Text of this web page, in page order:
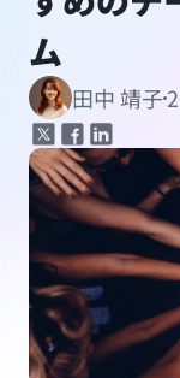
ム
田中 靖子